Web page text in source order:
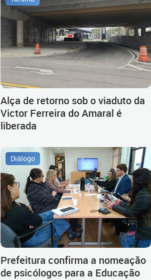
Alça de retorno sob o viaduto da
Victor Ferreira do Amaral é
liberada
Diálogo
Prefeitura confirma a nomeação
de psicólogos para a Educação